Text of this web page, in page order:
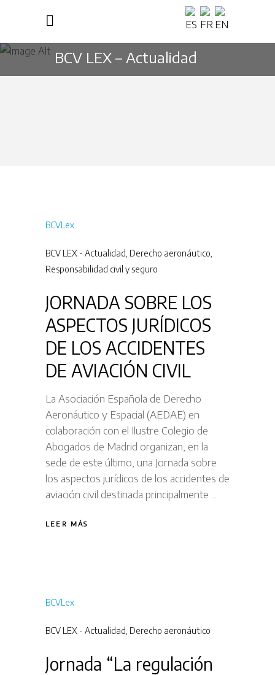
BCV LEX – Actualidad
BCVLex
BCV LEX - Actualidad Derecho aeronáutico
Responsabilidad civil y seguro
JORNADA SOBRE LOS
ASPECTOS JURÍDICOS
DE LOS ACCIDENTES
DE AVIACIÓN CIVIL
La Asociación Española de Derecho
Aeronáutico y Espacial (AEDAE) en
colaboración con el Ilustre Colegio de
Abogados de Madrid organizan, en la
sede de este último, una Jornada sobre
los aspectos jurídicos de los accidentes de
aviación civil destinada principalmente
LEER MÁS
BCVLex
BCV LEX - Actualidad Derecho aeronáutico
Jornada “La regulación